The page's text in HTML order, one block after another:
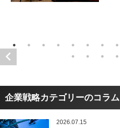
企業戦略カテゴリーのコラム
2026.07.15